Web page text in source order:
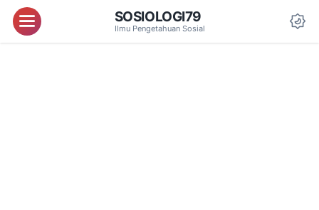
Menu SOSIOLOGI79
Ilmu Pengetahuan Sosial